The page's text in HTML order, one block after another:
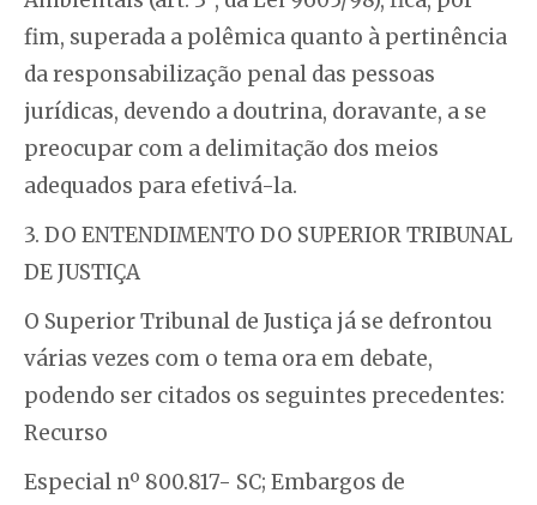
fim, superada a polêmica quanto à pertinência
da responsabilização penal das pessoas
jurídicas, devendo a doutrina, doravante, a se
preocupar com a delimitação dos meios
adequados para efetivá-la.
3. DO ENTENDIMENTO DO SUPERIOR TRIBUNAL
DE JUSTIÇA
O Superior Tribunal de Justiça já se defrontou
várias vezes com o tema ora em debate,
podendo ser citados os seguintes precedentes:
Recurso
Especial nº 800.817- SC; Embargos de